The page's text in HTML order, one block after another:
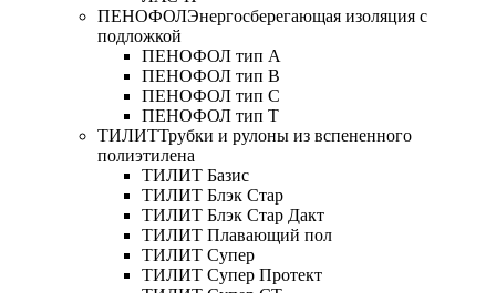
ПЕНОФОЛЭнергосберегающая изоляция с
подложкой
ПЕНОФОЛ тип А
ПЕНОФОЛ тип B
ПЕНОФОЛ тип C
ПЕНОФОЛ тип T
ТИЛИТТрубки и рулоны из вспененного
полиэтилена
ТИЛИТ Базис
ТИЛИТ Блэк Стар
ТИЛИТ Блэк Стар Дакт
ТИЛИТ Плавающий пол
ТИЛИТ Супер
ТИЛИТ Супер Протект